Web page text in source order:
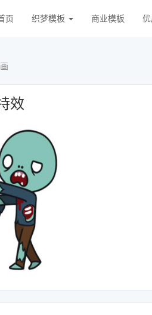
页 织梦模板 商业模板
效